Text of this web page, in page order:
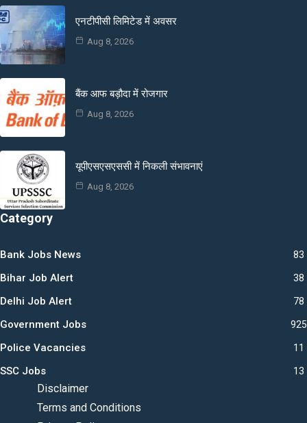
एनटीपीसी लिमिटेड में अवसर
Aug 8, 2026
बैंक आफ बड़ौदा में रोजगार
Aug 8, 2026
यूपीएसएसएससी में निकली संभावनाएं
Aug 8, 2026
Category
Bank Jobs News 83
Bihar Job Alert 38
Delhi Job Alert 78
Government Jobs 925
Police Vacancies 11
SSC Jobs 13
Disclaimer
Terms and Conditions